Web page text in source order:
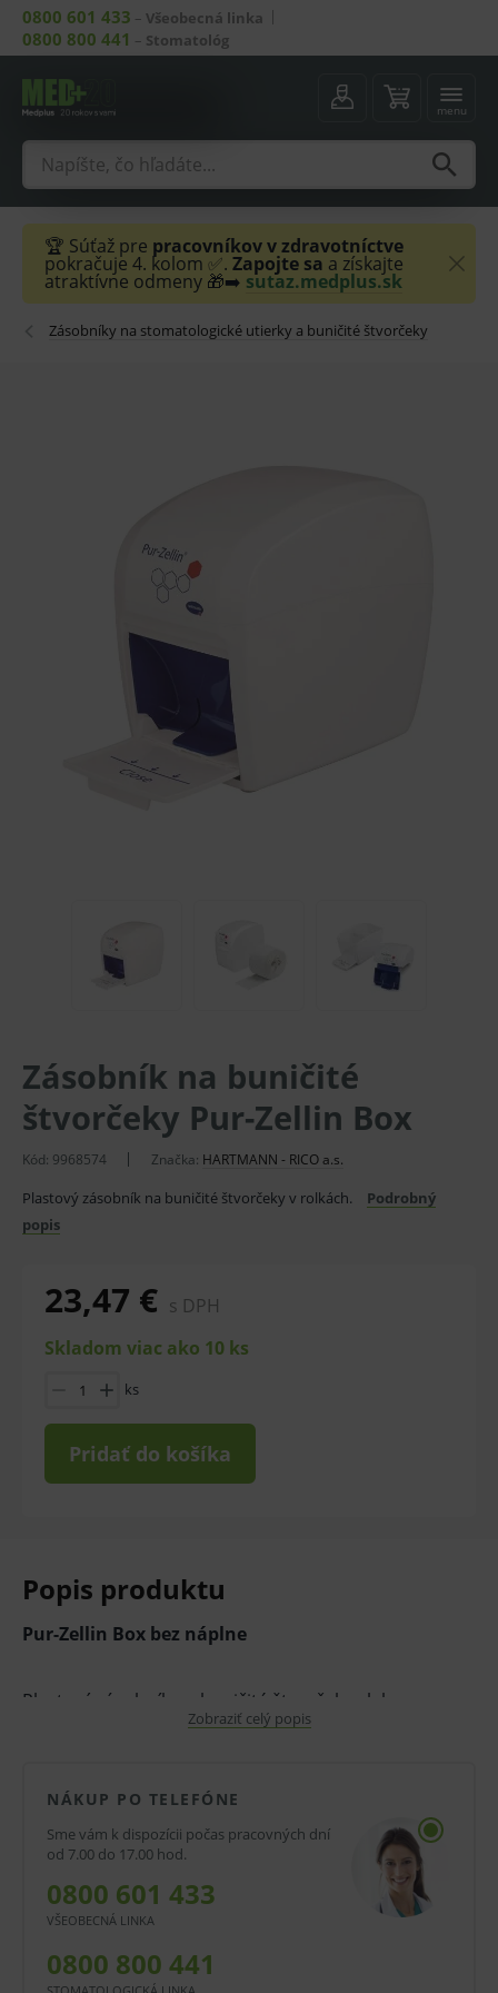
0800 601 433 – Všeobecná linka
0800 800 441 – Stomatológ
menu
🏆 Súťaž pre pracovníkov v zdravotníctve
pokračuje 4. kolom ✅. Zapojte sa a získajte
atraktívne odmeny 🎁➡️ sutaz.medplus.sk
Zásobníky na stomatologické utierky a buničité štvorčeky
Zásobník na buničité
štvorčeky Pur-Zellin Box
Kód: 9968574 Značka: HARTMANN - RICO a.s.
Plastový zásobník na buničité štvorčeky v rolkách.
Podrobný
popis
23,47 € s DPH
Skladom viac ako 10 ks
ks
Pridať do košíka
Popis produktu
Pur-Zellin Box bez náplne
Plastový zásobník na buničité štvorčeky alebo
obväzový mull (mullro) v roliach. (Pur-Zellin, Brauncel,
Oblasti použitia:
hygienická ochrana pred prachom
bezpečné uloženie buničitých štvorčekov
znižuje pri aplikácii nebezpečenstvo
kontaminácie
Zobraziť celý popis
NÁKUP PO TELEFÓNE
Sme vám k dispozícii počas pracovných dní
od 7.00 do 17.00 hod.
0800 601 433
VŠEOBECNÁ LINKA
0800 800 441